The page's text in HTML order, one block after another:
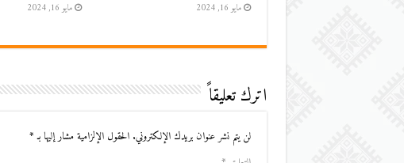
مايو 16, 2024 مايو 16, 2024
اترك تعليقاً
لن يتم نشر عنوان بريدك الإلكتروني. الحقول الإلزامية مشار إليها بـ*